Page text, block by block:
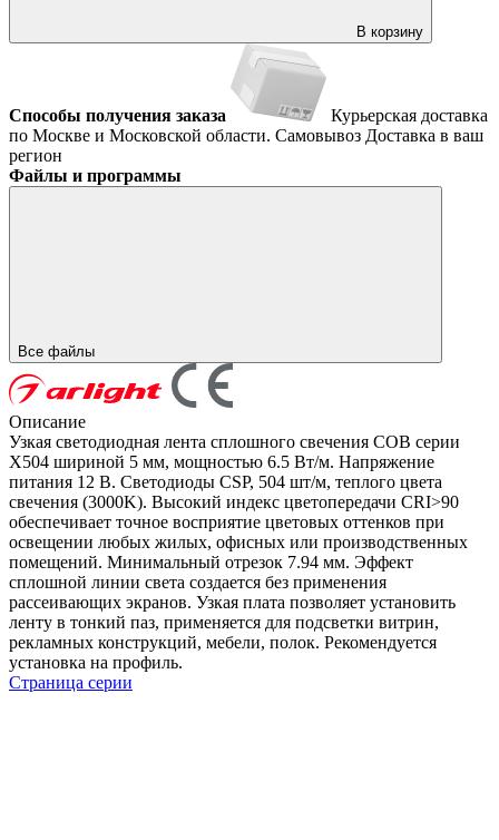
В корзину
Способы получения заказа
Курьерская доставка
по Москве и Московской области. Самовывоз Доставка в ваш
регион
Файлы и программы
Все файлы
Описание
Узкая светодиодная лента сплошного свечения COB серии
X504 шириной 5 мм, мощностью 6.5 Вт/м. Напряжение
питания 12 В. Светодиоды CSP, 504 шт/м, теплого цвета
свечения (3000K). Высокий индекс цветопередачи CRI>90
обеспечивает точное восприятие цветовых оттенков при
освещении любых жилых, офисных или производственных
помещений. Минимальный отрезок 7.94 мм. Эффект
сплошной линии света создается без применения
рассеивающих экранов. Узкая плата позволяет установить
ленту в тонкий паз, применяется для подсветки витрин,
рекламных конструкций, мебели, полок. Рекомендуется
установка на профиль.
Страница серии